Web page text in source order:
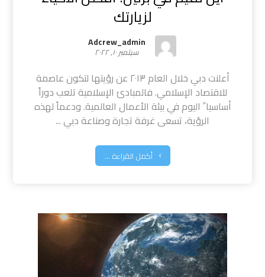
لزيارتك
Adcrew_admin
سبتمبر ١٠, ٢٠٢٢
أعلنت دبي خلال العام ٢٠١٣ عن رؤيتها لتكون عاصمة
للاقتصاد الإسلامي. فالمبادئ الإسلامية تلعب دوراً
أساسيا ً اليوم في بيئة الأعمال العالمية. ودعماً لهذه
الرؤية، تسعى غرفة تجارة وصناعة دبي ...
أكمل القراءة ...